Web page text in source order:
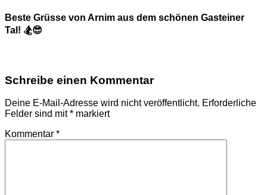
Beste Grüsse von Arnim aus dem schönen Gasteiner
Tal! 🏂😎
Schreibe einen Kommentar
Deine E-Mail-Adresse wird nicht veröffentlicht. Erforderliche
Felder sind mit* markiert
Kommentar *